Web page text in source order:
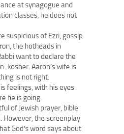
at synagogue and
classes, he does not
suspicious of Ezri, gossip
the hotheads in
want to declare the
kosher. Aaron’s wife is
is not right.
feelings, with his eyes
he is going.
of Jewish prayer, bible
However, the screenplay
God’s word says about